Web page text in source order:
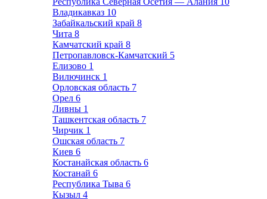
Владикавказ 10
Забайкальский край 8
Чита 8
Камчатский край 8
Петропавловск-Камчатский 5
Елизово 1
Вилючинск 1
Орловская область 7
Орел 6
Ливны 1
Ташкентская область 7
Чирчик 1
Ошская область 7
Киев 6
Костанайская область 6
Костанай 6
Республика Тыва 6
Кызыл 4